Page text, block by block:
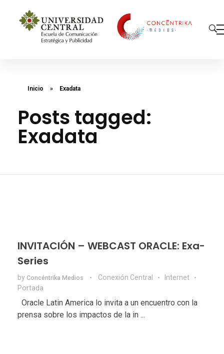
Inicio » Exadata
Posts tagged:
Exadata
INVITACIÓN – WEBCAST ORACLE: Exa-
Series
by Concéntrika Medios Conexión Central
Internet
Portada
Oracle Latin America lo invita a un encuentro con la
prensa sobre los impactos de la in ...